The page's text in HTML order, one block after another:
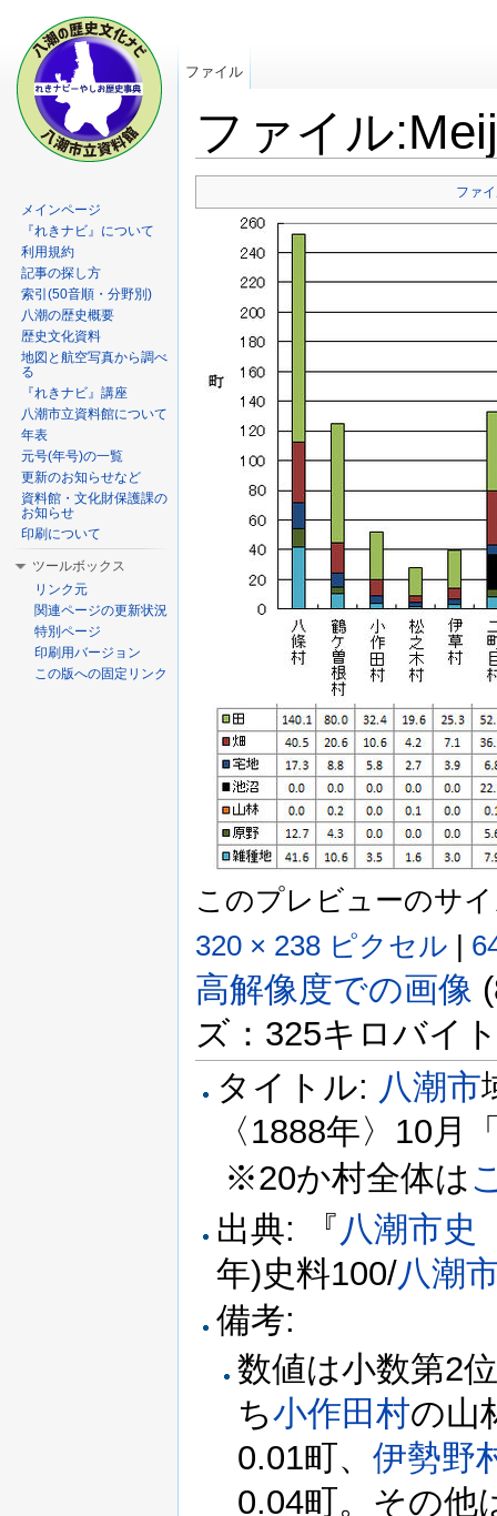
ファイル
ファ
このプレビューのサ
320 × 238 ピクセル |
高解像度での画像
ズ：325キロバイ
タイトル: 八潮市
〈1888年〉10月
※20か村全体は
出典: 『 八潮市
年)史料100/八潮
備考:
数値は小数第2
ち小作田村の山
0.01町、伊勢野
0.04町。その他
ファイル
メインページ
『れきナビ』について
利用規約
記事の探し方
索引(50音順・分野別)
八潮の歴史概要
歴史文化資料
地図と航空写真から調べ
る
『れきナビ』講座
八潮市立資料館について
年表
元号(年号)の一覧
更新のお知らせなど
資料館・文化財保護課の
お知らせ
印刷について
ツールボックス
リンク元
関連ページの更新状況
特別ページ
印刷用バージョン
この版への固定リンク